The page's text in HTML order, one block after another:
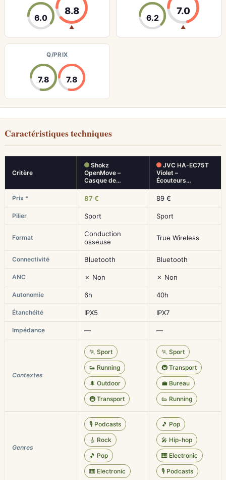
6.0
8.8
▲
6.2
7.0
▲
Q/PRIX
7.8 7.8
Caractéristiques techniques
Critère
Shokz
OpenMove –
Casque de…
JVC HA-EC75T
Violet –
Écouteurs…
Prix * 87 € 89 €
Pilier Sport Sport
Format
Conduction
osseuse
True Wireless
Connectivité Bluetooth Bluetooth
ANC ✗ Non ✗ Non
Autonomie 6h 40h
Étanchéité IPX5 IPX7
Impédance — —
Contextes
🏃 Sport
👟 Running
🌲 Outdoor
🚇 Transport
🏃 Sport
🚇 Transport
💼 Bureau
👟 Running
Genres
🎙️ Podcasts
🎸 Rock
🎵 Pop
🎹 Electronic
🎵 Pop
🎤 Hip-hop
🎹 Electronic
🎙️ Podcasts